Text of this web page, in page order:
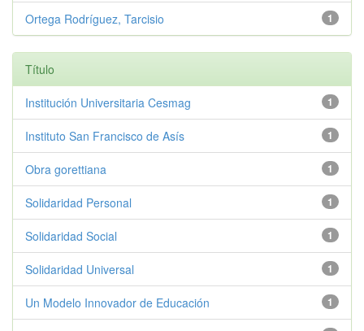
1
Ortega Rodríguez, Tarcisio
Título
1
Institución Universitaria Cesmag
1
Instituto San Francisco de Asís
1
Obra gorettiana
1
Solidaridad Personal
1
Solidaridad Social
1
Solidaridad Universal
1
Un Modelo Innovador de Educación